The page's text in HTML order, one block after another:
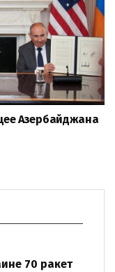
Азербайджана
70 ракет